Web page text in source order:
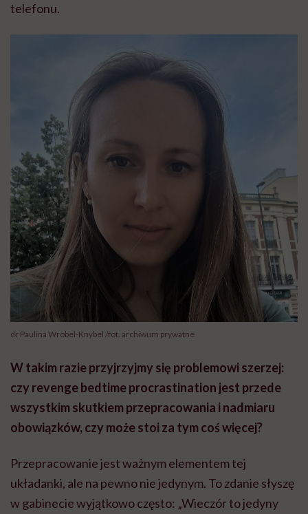
telefonu.
dr Paulina Wróbel-Knybel /fot. archiwum prywatne
W takim razie przyjrzyjmy się problemowi szerzej:
czy revenge bedtime procrastination jest przede
wszystkim skutkiem przepracowania i nadmiaru
obowiązków, czy może stoi za tym coś więcej?
Przepracowanie jest ważnym elementem tej
układanki, ale na pewno nie jedynym. To zdanie słyszę
w gabinecie wyjątkowo często: „Wieczór to jedyny